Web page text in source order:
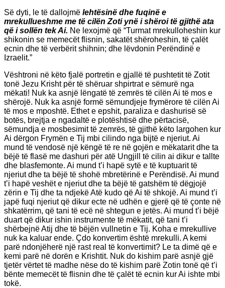
Së dyti, le të dallojmë lehtësinë dhe fuqinë e
mrekullueshme me të cilën Zoti ynë i shëroi të gjithë ata
që i sollën tek Ai. Ne lexojmë që “Turmat mrekulloheshin kur
shikonin se memecët flisnin, sakatët shëroheshin, të çalët
ecnin dhe të verbërit shihnin; dhe lëvdonin Perëndinë e
Izraelit.”
Vështroni në këto fjalë portretin e gjallë të pushtetit të Zotit
tonë Jezu Krisht për të shëruar shpirtrat e sëmurë nga
mëkati! Nuk ka asnjë lëngatë të zemrës të cilën Ai të mos e
shërojë. Nuk ka asnjë formë sëmundjeje frymërore të cilën Ai
të mos e mposhtë. Ethet e epshit, paraliza e dashurisë së
botës, brejtja e ngadaltë e plotështisë dhe përtacisë,
sëmundja e mosbesimit të zemrës, të gjithë këto largohen kur
Ai dërgon Frymën e Tij mbi cilindo nga bijtë e njeriut. Ai
mund të vendosë një këngë të re në gojën e mëkatarit dhe ta
bëjë të flasë me dashuri për atë Ungjill të cilin ai dikur e tallte
dhe blasfemonte. Ai mund t’i hapë sytë e të kuptuarit të
njeriut dhe ta bëjë të shohë mbretërinë e Perëndisë. Ai mund
t’i hapë veshët e njeriut dhe ta bëjë të gatshëm të dëgjojë
zërin e Tij dhe ta ndjekë Atë kudo që Ai të shkojë. Ai mund t’i
japë fuqi njeriut që dikur ecte në udhën e gjerë që të çonte në
shkatërrim, që tani të ecë në shtegun e jetës. Ai mund t’i bëjë
duart që dikur ishin instrumente të mëkatit, që tani t’i
shërbejnë Atij dhe të bëjën vullnetin e Tij. Koha e mrekullive
nuk ka kaluar ende. Çdo konvertim është mrekulli. A kemi
parë ndonjëherë një rast real të konvertimit? Le ta dimë që e
kemi parë në dorën e Krishtit. Nuk do kishim parë asnjë gjë
tjetër vërtet të madhe nëse do të kishim parë Zotin tonë që t’i
bënte memecët të flisnin dhe të çalët të ecnin kur Ai ishte mbi
tokë.